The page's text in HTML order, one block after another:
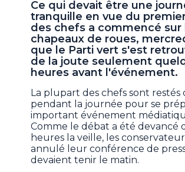
Ce qui devait être une
tranquille en vue du
des chefs a commencé sur
chapeaux de roues,
que le Parti vert s'est
de la joute seulement
heures avant l'événement.
La plupart des chefs sont restés
pendant la journée pour se
important événement
Comme le débat a été devancé
heures la veille, les
annulé leur conférence de
devaient tenir le matin.